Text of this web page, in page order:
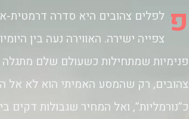
פ לפלים צהובים היא סדרה
צפייה ישירה. האווירה נעה בין
פנימיות שמתחילות כשעולם שלם
צהובים, רק שהמסע האמיתי הוא לא
כ”נורמליות”, ואל המחיר שגבולות דקים